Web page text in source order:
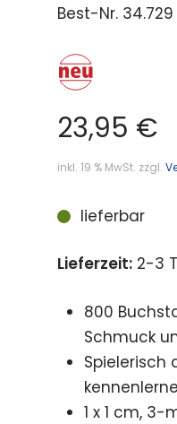
Best-Nr. 34.729
23,95 €
inkl. 19 % MwSt. zzgl.
lieferbar
Lieferzeit: 2-3
800
Schmuck
Spielerisch
1 x 1 cm, 3-